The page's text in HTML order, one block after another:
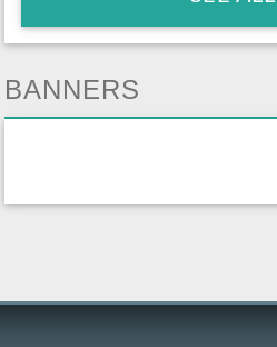
BANNERS